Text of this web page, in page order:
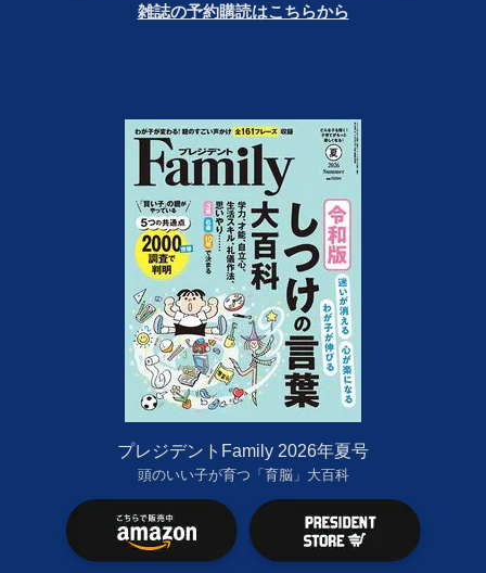
雑誌の予約購読はこちらから
プレジデントFamily 2026年夏号
頭のいい子が育つ「育脳」大百科